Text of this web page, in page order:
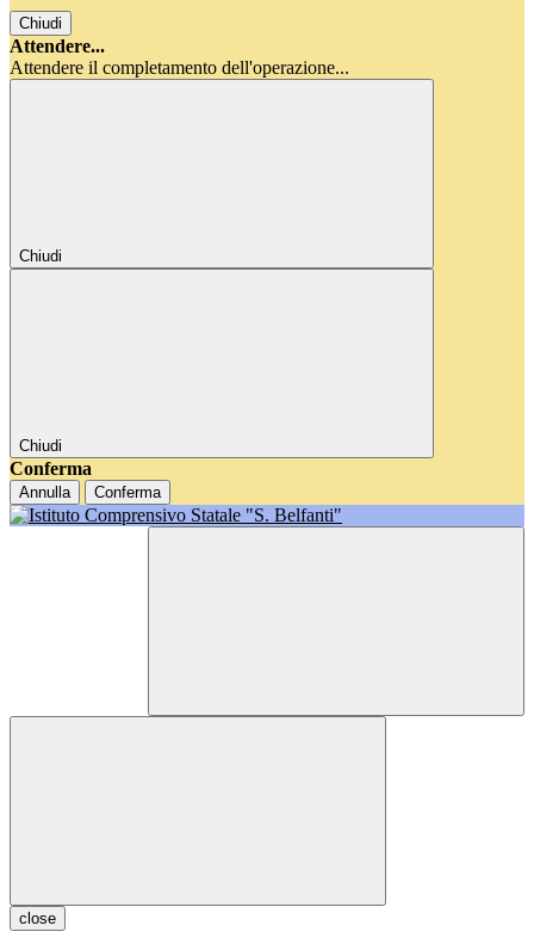
Chiudi
Attendere...
Attendere il completamento dell'operazione...
Chiudi
Chiudi
Conferma
Annulla Conferma
close